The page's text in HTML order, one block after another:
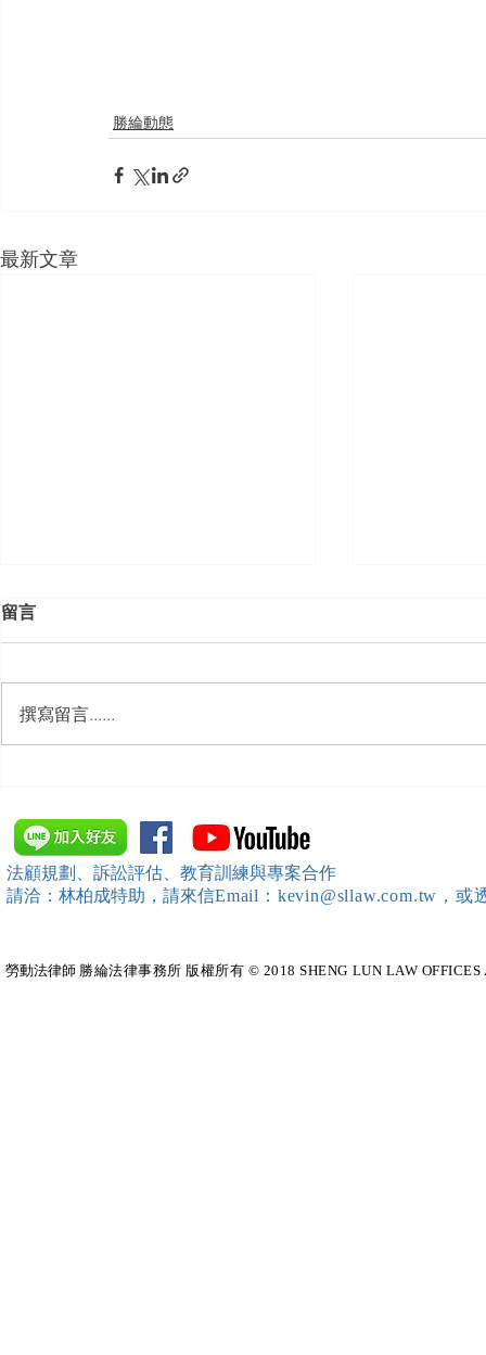
勝綸動態
最新文章
中、南等地辦理（職場霸凌防
治教育訓練）課程 邀請本所律
師團隊擔任講師，課程圓滿完
成~*
留言
撰寫留言......
法顧規劃、訴訟評估、教育訓練與專案合作
請洽：林柏成特助 ，請來信Email：kevin@sllaw.com.tw，
勞動法律師​ 勝綸法律事務所 版權所有 © 2018 SHENG LUN LAW